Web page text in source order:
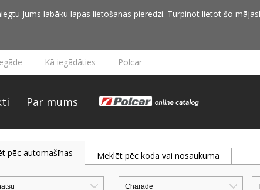
Jums labāku lapas lietošanas pieredzi. Turpinot lietot šo
Kā iegādāties Polcar
Par mums
pēc automašīnas Meklēt pēc koda vai nosaukuma